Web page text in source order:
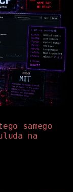
samego
na